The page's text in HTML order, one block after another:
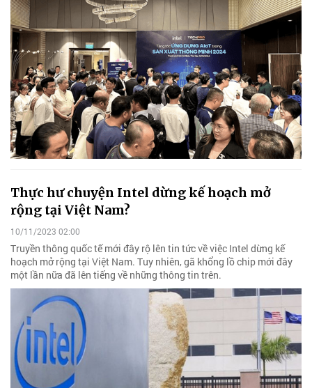
Thực hư chuyện Intel dừng kế hoạch mở
rộng tại Việt Nam?
10/11/2023 02:00
Truyền thông quốc tế mới đây rộ lên tin tức về việc Intel dừng kế
hoạch mở rộng tại Việt Nam. Tuy nhiên, gã khổng lồ chip mới đây
một lần nữa đã lên tiếng về những thông tin trên.